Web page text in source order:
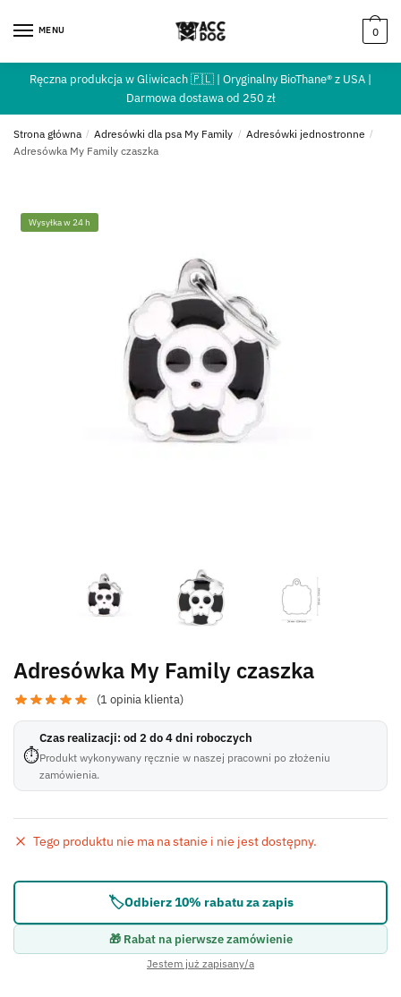
MENU 0
Ręczna produkcja w Gliwicach 🇵🇱 | Oryginalny BioThane® z USA |
Darmowa dostawa od 250 zł
Strona główna / Adresówki dla psa My Family / Adresówki jednostronne /
Adresówka My Family czaszka
Wysyłka w 24 h
Adresówka My Family czaszka
(1 opinia klienta)
⏱
Czas realizacji: od 2 do 4 dni roboczych
Produkt wykonywany ręcznie w naszej pracowni po złożeniu
zamówienia.
Tego produktu nie ma na stanie i nie jest dostępny.
🏷️Odbierz 10% rabatu za zapis
🎁 Rabat na pierwsze zamówienie
Jestem już zapisany/a